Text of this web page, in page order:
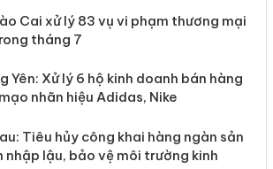
Lào Cai xử lý 83 vụ vi phạm thương
mại trong tháng 7
Hưng Yên: Xử lý 6 hộ kinh doanh bán
hàng giả mạo nhãn hiệu Adidas, Nike